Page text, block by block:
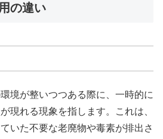
の違い
境が整いつつある際に、一時的に
現れる現象を指します。これは、
いた不要な老廃物や毒素が排出さ